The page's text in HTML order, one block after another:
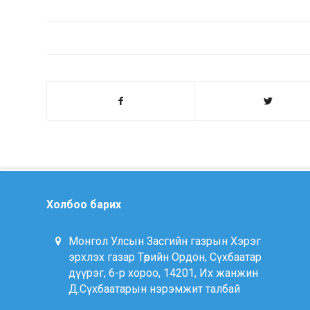
Холбоо барих
Монгол Улсын Засгийн газрын Хэрэг
эрхлэх газар Төрийн Ордон, Сүхбаатар
дүүрэг, 6-р хороо, 14201, Их жанжин
Д.Сүхбаатарын нэрэмжит талбай